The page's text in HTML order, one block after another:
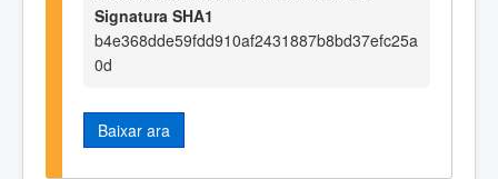
Signatura SHA1
b4e368dde59fdd910af2431887b8bd37efc25a
0d
Baixar ara